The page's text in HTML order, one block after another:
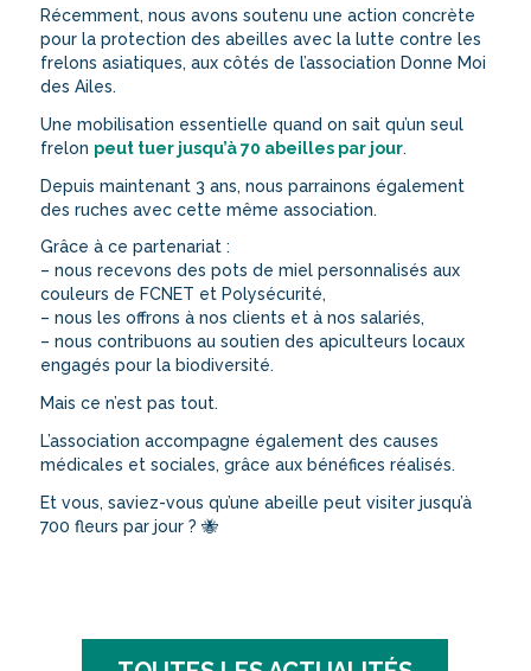
Récemment, nous avons soutenu une action concrète
pour la protection des abeilles avec la lutte contre les
frelons asiatiques, aux côtés de l’association Donne Moi
des Ailes.
Une mobilisation essentielle quand on sait qu’un seul
frelon peut tuer jusqu’à 70 abeilles par jour.
Depuis maintenant 3 ans, nous parrainons également
des ruches avec cette même association.
Grâce à ce partenariat :
– nous recevons des pots de miel personnalisés aux
couleurs de FCNET et Polysécurité,
– nous les offrons à nos clients et à nos salariés,
– nous contribuons au soutien des apiculteurs locaux
engagés pour la biodiversité.
Mais ce n’est pas tout.
L’association accompagne également des causes
médicales et sociales, grâce aux bénéfices réalisés.
Et vous, saviez-vous qu’une abeille peut visiter jusqu’à
700 fleurs par jour ? 🐝